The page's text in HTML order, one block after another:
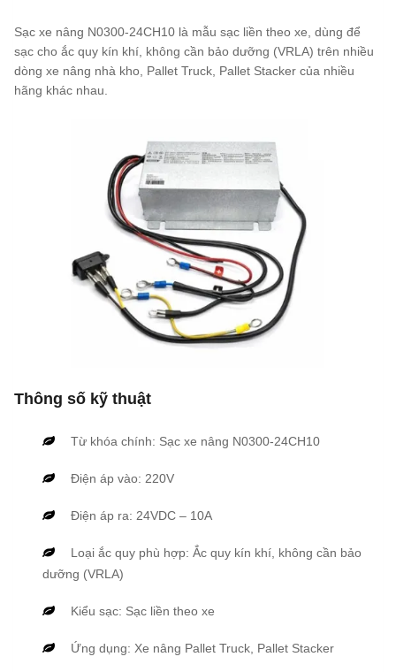
Sạc xe nâng N0300-24CH10 là mẫu sạc liền theo xe, dùng để
sạc cho ắc quy kín khí, không cần bảo dưỡng (VRLA) trên nhiều
dòng xe nâng nhà kho, Pallet Truck, Pallet Stacker của nhiều
hãng khác nhau.
Thông số kỹ thuật
Từ khóa chính: Sạc xe nâng N0300-24CH10
Điện áp vào: 220V
Điện áp ra: 24VDC – 10A
Loại ắc quy phù hợp: Ắc quy kín khí, không cần bảo
dưỡng (VRLA)
Kiểu sạc: Sạc liền theo xe
Ứng dụng: Xe nâng Pallet Truck, Pallet Stacker